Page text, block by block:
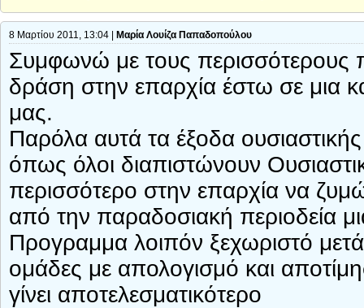
8 Μαρτίου 2011, 13:04 | Μαρία Λουίζα Παπαδοπούλου
Συμφωνώ με τους περισσότερους
δράση στην επαρχία έστω σε μια
μας.
Παρόλα αυτά τα έξοδα
όπως όλοι διαπιστώνουν
περισσότερο στην επαρχία να
από την παραδοσιακή περιοδεία
Προγραμμα λοιπόν ξεχωριστό
ομάδες με απολογισμό και
γίνει αποτελεσματικότερο